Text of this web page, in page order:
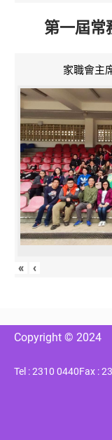
第一屆
家職會主
« ‹
Copyright © 2024
Tel : 2310 0440Fax :